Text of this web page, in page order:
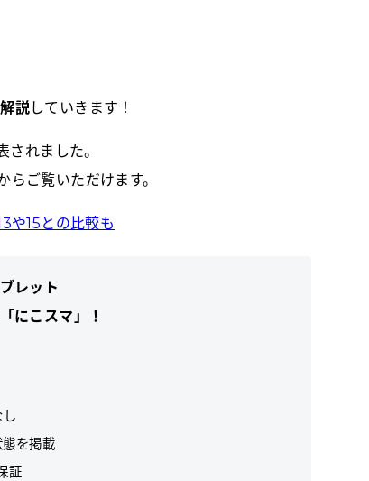
説していきます！
れました。
ご覧いただけます。
や15との比較も
レット
にこスマ」！
を掲載
証